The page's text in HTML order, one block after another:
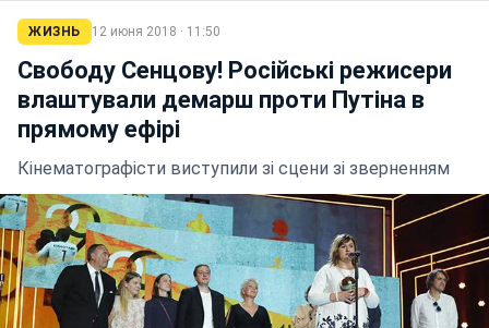
ЖИЗНЬ 12 июня 2018 · 11:50
Свободу Сенцову! Російські режисери
влаштували демарш проти Путіна в
прямому ефірі
Кінематографісти виступили зі сцени зі зверненням